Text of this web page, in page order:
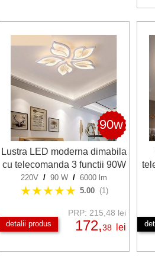
90w
Lustra LED moderna dimabila
cu telecomanda 3 functii 90W
220V / 90 W / 6000 lm
★★★★★ 5.00 (1)
detalii produs
PRP: 215,48 lei
172,38 lei